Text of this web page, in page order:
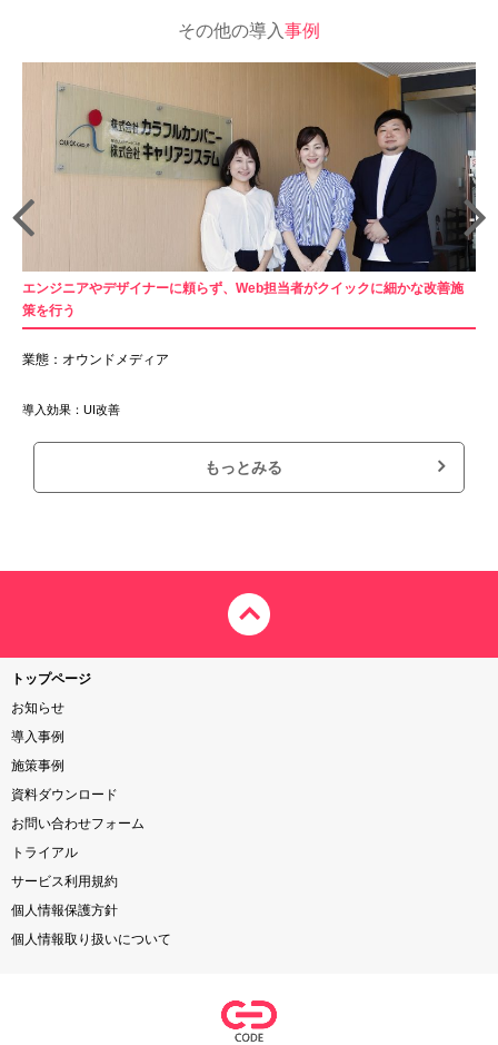
その他の導入事例
エンジニアやデザイナーに頼らず、Web担当者がクイックに細かな改善施
策を行う
業態：オウンドメディア
導入効果：UI改善
もっとみる
トップページ
お知らせ
導入事例
施策事例
資料ダウンロード
お問い合わせフォーム
トライアル
サービス利用規約
個人情報保護方針
個人情報取り扱いについて